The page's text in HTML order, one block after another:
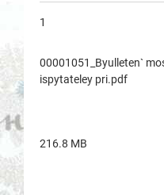
1
00001051_Byulleten`
ispytаteley pri.pdf
216.8 MB